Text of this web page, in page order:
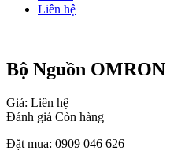
Liên hệ
Bộ Nguồn OMRON
Giá: Liên hệ
Đánh giá Còn hàng
Đặt mua: 0909 046 626